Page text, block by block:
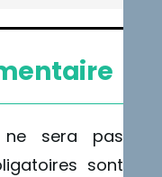
ne sera pas
sont